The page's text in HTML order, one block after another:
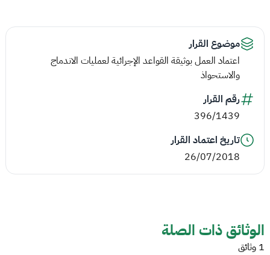
موضوع القرار
اعتماد العمل بوثيقة القواعد الإجرائية لعمليات الاندماج
والاستحواذ
رقم القرار
396/1439
تاريخ اعتماد القرار
26/07/2018
الوثائق ذات الصلة
1 وثائق